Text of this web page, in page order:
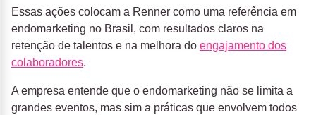
Essas ações colocam a Renner como uma referência em
endomarketing no Brasil, com resultados claros na
retenção de talentos e na melhora do engajamento dos
colaboradores.
A empresa entende que o endomarketing não se limita a
grandes eventos, mas sim a práticas que envolvem todos